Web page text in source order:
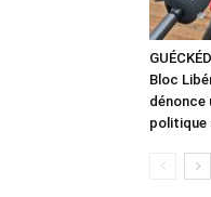
Bloc
dénonce
politique